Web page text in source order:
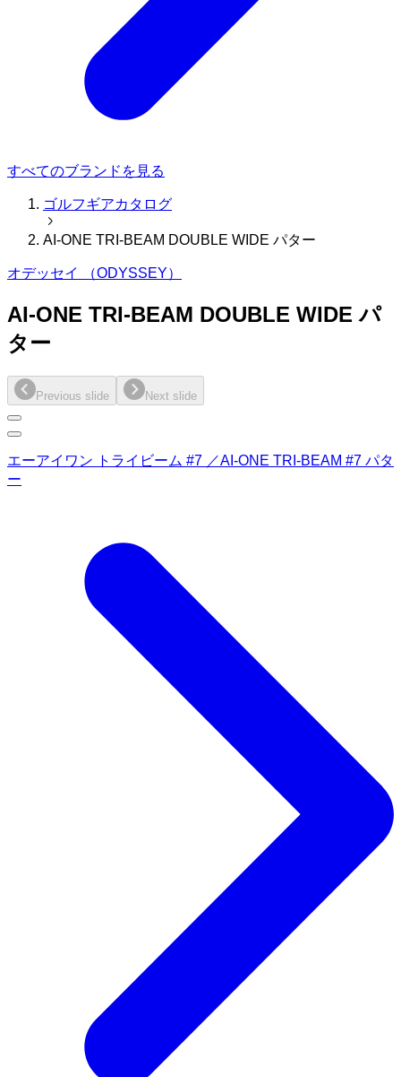
すべてのブランドを見る
ゴルフギアカタログ
AI-ONE TRI-BEAM DOUBLE WIDE パター
オデッセイ （ODYSSEY）
AI-ONE TRI-BEAM DOUBLE WIDE パ
ター
Previous slide Next slide
エーアイワン トライビーム #7 ／AI-ONE TRI-BEAM #7 パタ
ー